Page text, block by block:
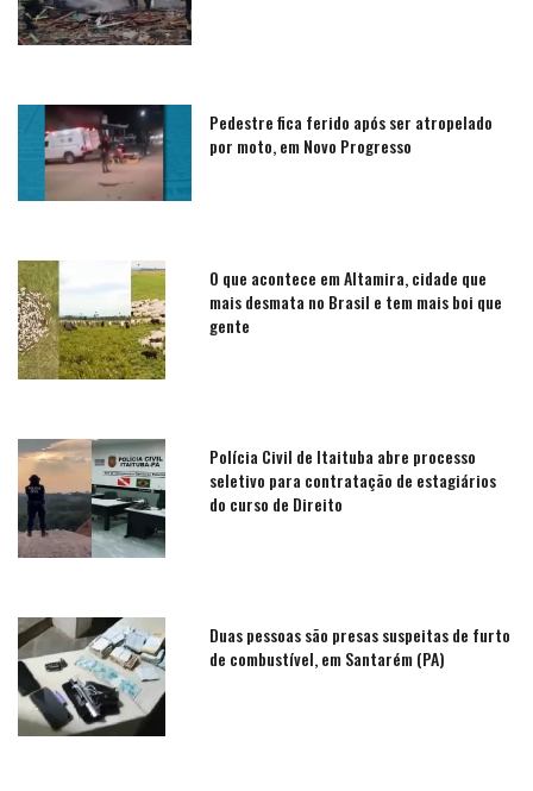
Pedestre fica ferido após ser atropelado
por moto, em Novo Progresso
O que acontece em Altamira, cidade que
mais desmata no Brasil e tem mais boi que
gente
Polícia Civil de Itaituba abre processo
seletivo para contratação de estagiários
do curso de Direito
Duas pessoas são presas suspeitas de furto
de combustível, em Santarém (PA)